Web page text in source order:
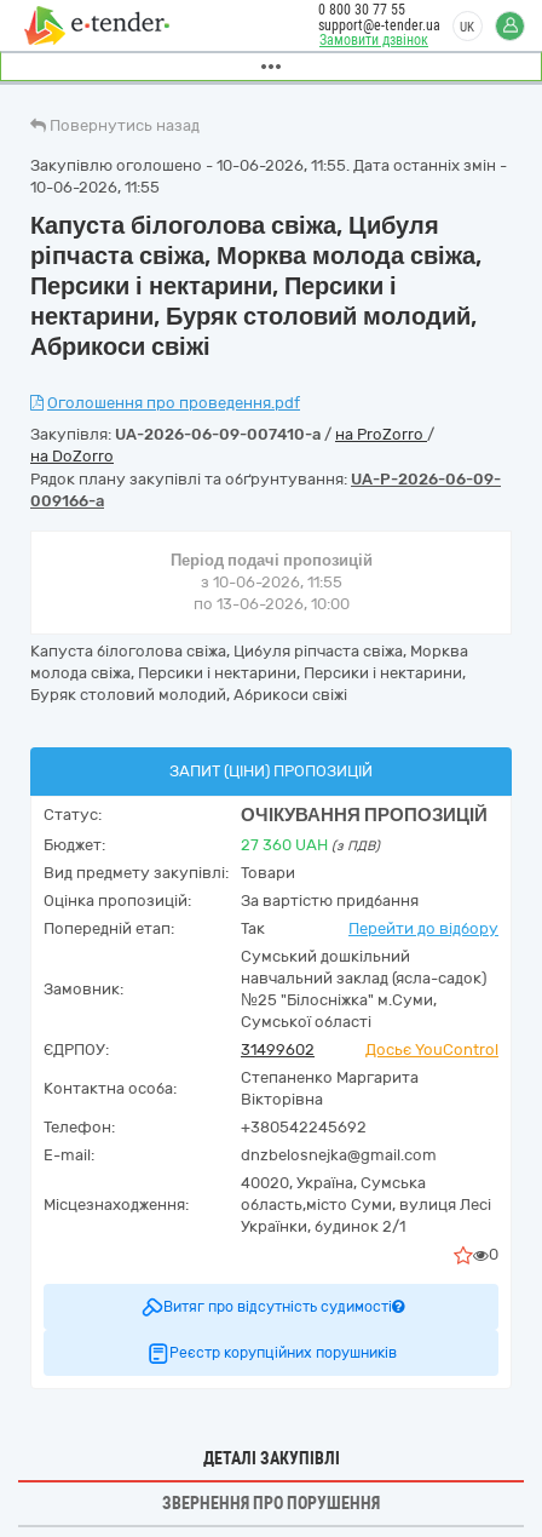
Замовити дзвінок
0 800 30 77 55
support@e-tender.ua
UK
Повернутись назад
Закупівлю оголошено - 10-06-2026, 11:55. Дата останніх змін -
10-06-2026, 11:55
Капуста білоголова свіжа, Цибуля
ріпчаста свіжа, Морква молода свіжа,
Персики і нектарини, Персики і
нектарини, Буряк столовий молодий,
Абрикоси свіжі
Оголошення про проведення.pdf
Закупівля: UA-2026-06-09-007410-a / на ProZorro /
на DoZorro
Рядок плану закупівлі та обґрунтування: UA-P-2026-06-09-
009166-a
Період подачі пропозицій
з 10-06-2026, 11:55
по 13-06-2026, 10:00
Капуста білоголова свіжа, Цибуля ріпчаста свіжа, Морква
молода свіжа, Персики і нектарини, Персики і нектарини,
Буряк столовий молодий, Абрикоси свіжі
ЗАПИТ (ЦІНИ) ПРОПОЗИЦІЙ
Статус: ОЧІКУВАННЯ ПРОПОЗИЦІЙ
Бюджет: 27 360 UAH (з ПДВ)
Вид предмету закупівлі:
Товари
Оцінка пропозицій:
За вартістю придбання
Попередній етап:
Так Перейти до відбору
Замовник:
Сумський дошкільний
навчальний заклад (ясла-садок)
№25 "Білосніжка" м.Суми,
Сумської області
ЄДРПОУ:
31499602 Досьє YouControl
Контактна особа:
Степаненко Маргарита
Вікторівна
Телефон:
+380542245692
E-mail:
dnzbelosnejka@gmail.com
Місцезнаходження:
40020, Україна, Сумська
область,місто Суми, вулиця Лесі
Українки, будинок 2/1
0
Витяг про відсутність судимості
Реєстр корупційних порушників
ДЕТАЛІ ЗАКУПІВЛІ
ЗВЕРНЕННЯ ПРО ПОРУШЕННЯ